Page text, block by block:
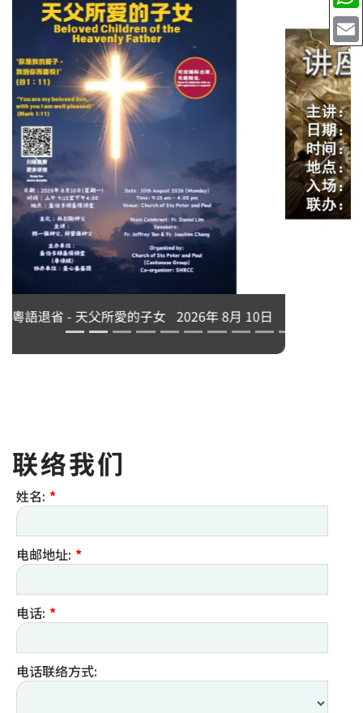
永生中有我吗？刘志坚神父主讲 2026年 8月 10日
联络我们
姓名: *
电邮地址: *
电话: *
电话联络方式: